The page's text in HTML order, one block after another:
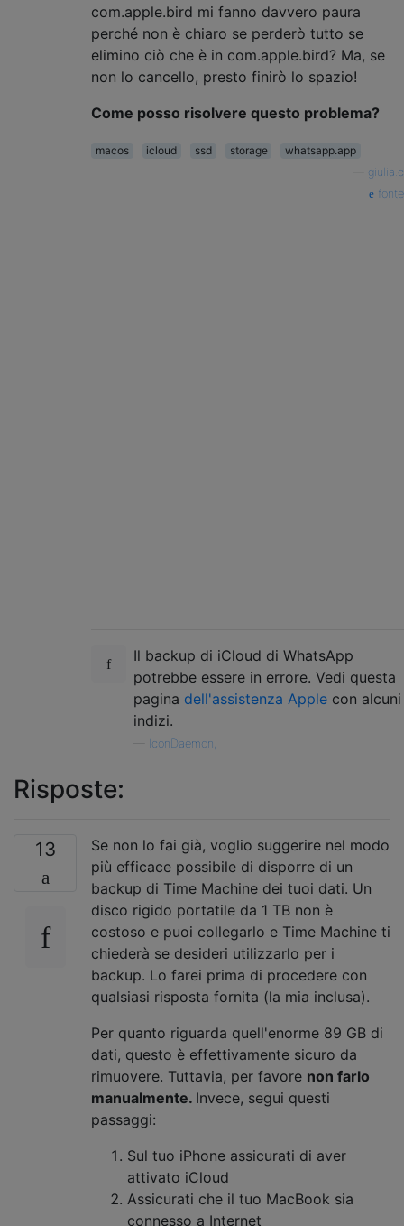
com.apple.bird mi fanno davvero paura
perché non è chiaro se perderò tutto se
elimino ciò che è in com.apple.bird? Ma, se
non lo cancello, presto finirò lo spazio!
Come posso risolvere questo problema?
macos icloud ssd storage
whatsapp.app
giulia.c
fonte
Il backup di iCloud di WhatsApp
potrebbe essere in errore. Vedi questa
pagina dell'assistenza Apple con alcuni
indizi.
IconDaemon,
Risposte:
13
Se non lo fai già, voglio suggerire nel modo
più efficace possibile di disporre di un
backup di Time Machine dei tuoi dati. Un
disco rigido portatile da 1 TB non è
costoso e puoi collegarlo e Time Machine ti
chiederà se desideri utilizzarlo per i
backup. Lo farei prima di procedere con
qualsiasi risposta fornita (la mia inclusa).
Per quanto riguarda quell'enorme 89 GB di
dati, questo è effettivamente sicuro da
rimuovere. Tuttavia, per favore non farlo
manualmente. Invece, segui questi
passaggi:
Sul tuo iPhone assicurati di aver
attivato iCloud
Assicurati che il tuo MacBook sia
connesso a Internet